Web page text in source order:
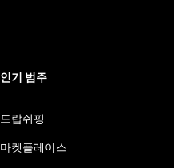
인기 범주
드랍쉬핑
마켓플레이스